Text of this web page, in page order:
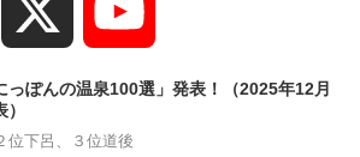
Instagram
Channel
っぽんの温泉100選」発表！（2025年12月
位下呂、３位道後